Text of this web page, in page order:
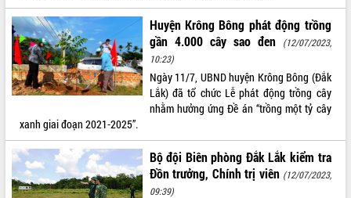
QUY HOẠCH - KẾ HOẠCH
Huyện Krông Bông phát động trồng
gần 4.000 cây sao đen
(12/07/2023,
10:23)
Ngày 11/7, UBND huyện Krông Bông (Đắk
Lắk) đã tổ chức Lễ phát động trồng cây
nhằm hưởng ứng Đề án “trồng một tỷ cây
xanh giai đoạn 2021-2025”.
Bộ đội Biên phòng Đắk Lắk kiểm tra
Đồn trưởng, Chính trị viên (12/07/2023,
09:39)